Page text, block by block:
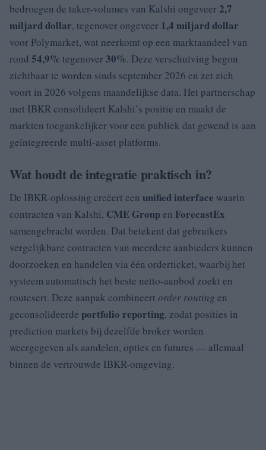
bedroegen de taker-volumes van Kalshi ongeveer2,7
miljard dollar, tegenover ongeveer 1,4 miljard dollar
voor Polymarket, wat neerkomt op een marktaandeel van
rond 54,9% tegenover30%. Deze verschuiving begon
zichtbaar te worden sinds september 2026 en zet zich
voort in 2026 volgens maandelijkse data. Het partnerschap
met IBKR consolideert Kalshi’s positie en maakt de
markten toegankelijker voor een publiek dat gewend is aan
geïntegreerde multi-asset platforms.
Wat houdt de integratie praktisch in?
De IBKR-oplossing creëert een unified interface waarin
contracten van Kalshi, CME Groupen ForecastEx
samengebracht worden. Dat betekent dat gebruikers
vergelijkbare contracten van meerdere aanbieders kunnen
doorzoeken en handelen via één orderticket, waarbij het
systeem automatisch het beste netto-aanbod zoekt en
routesert. Deze aanpak combineert order routing en
geconsolideerde portfolio reporting, zodat posities in
prediction markets bij dezelfde broker worden
weergegeven als aandelen, opties en futures — allemaal
binnen de vertrouwde IBKR-omgeving.